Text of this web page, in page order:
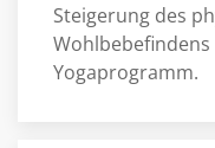
Steigerung des
Yogaprogramm.